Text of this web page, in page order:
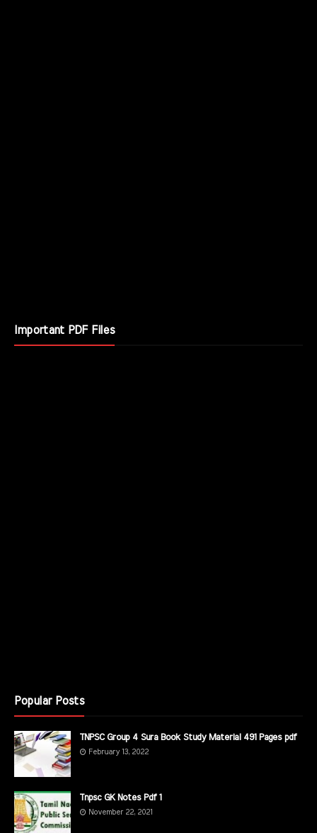
Important PDF Files
Popular Posts
TNPSC Group 4 Sura Book Study Material 491 Pages pdf
February 13, 2022
Tnpsc GK Notes Pdf 1
November 22, 2021